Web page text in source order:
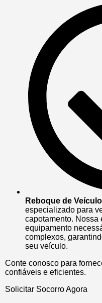
Reboque de
especializado para
capotamento. Nossa
equipamento
complexos,
seu veículo.
Conte conosco para
confiáveis e eficientes.
Solicitar Socorro Agora